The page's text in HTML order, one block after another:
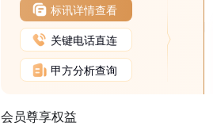
标讯详情查看
关键电话直连
甲方分析查询
会员尊享权益